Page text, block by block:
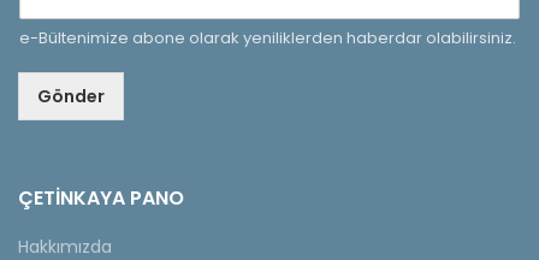
e-Bültenimize abone olarak yeniliklerden haberdar olabilirsiniz.
Gönder
ÇETINKAYA PANO
Hakkımızda